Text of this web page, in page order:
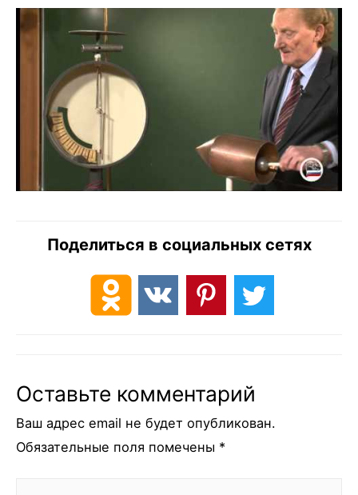
Поделиться в социальных сетях
Оставьте комментарий
Ваш адрес email не будет опубликован.
Обязательные поля помечены *